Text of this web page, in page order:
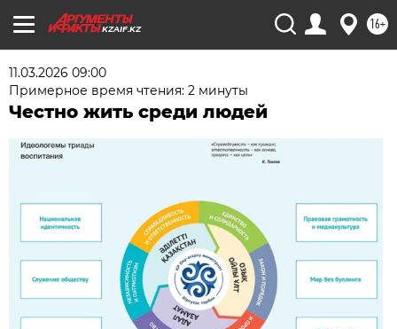
KZAIF.KZ 16+
11.03.2026 09:00
Примерное время чтения: 2 минуты
Честно жить среди людей